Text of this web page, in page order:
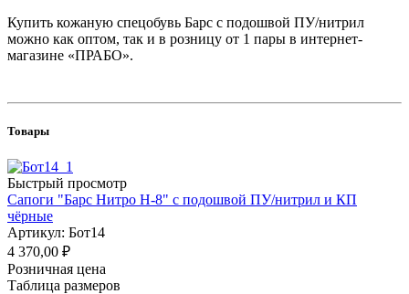
Купить кожаную спецобувь Барс с подошвой ПУ/нитрил
можно как оптом, так и в розницу от 1 пары в интернет-
магазине «ПРАБО».
Товары
Быстрый просмотр
Сапоги "Барс Нитро Н-8" с подошвой ПУ/нитрил и КП
чёрные
Артикул: Бот14
4 370,00 ₽
Розничная цена
Таблица размеров